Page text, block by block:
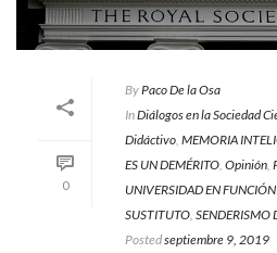
0
ByPaco De la Osa
InDiálogos en la Sociedad
Didáctivo, MEMORIA
ES UN DEMÉRITO, Opinión,
UNIVERSIDAD EN
SUSTITUTO, SENDERISMO
Postedseptiembre 9, 2019